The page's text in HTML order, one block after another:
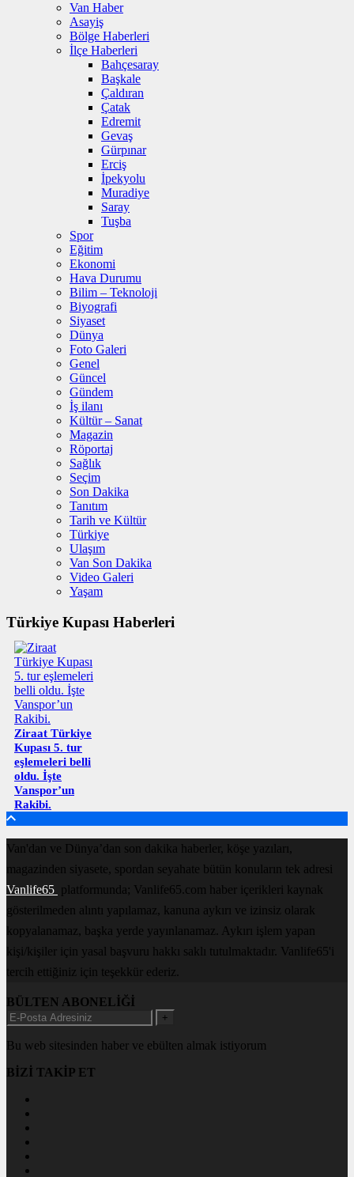
Van Haber
Asayiş
Bölge Haberleri
İlçe Haberleri
Bahçesaray
Başkale
Çaldıran
Çatak
Edremit
Gevaş
Gürpınar
Erciş
İpekyolu
Muradiye
Saray
Tuşba
Spor
Eğitim
Ekonomi
Hava Durumu
Bilim – Teknoloji
Biyografi
Siyaset
Dünya
Foto Galeri
Genel
Güncel
Gündem
İş ilanı
Kültür – Sanat
Magazin
Röportaj
Sağlık
Seçim
Son Dakika
Tanıtım
Tarih ve Kültür
Türkiye
Ulaşım
Van Son Dakika
Video Galeri
Yaşam
Türkiye Kupası Haberleri
Ziraat Türkiye
Kupası 5. tur
eşlemeleri belli
oldu. İşte
Vanspor’un
Rakibi.
Van'dan ve Dünya’dan son dakika haberler, köşe yazıları,
magazinden siyasete, spordan seyahate bütün konuların tek adresi
Vanlife65 platformunda; Vanlife65.com haber içerikleri kaynak
gösterilmeden alıntı yapılamaz, kanuna aykırı ve izinsiz olarak
kopyalanamaz, başka yerde yayınlanamaz. Aykırı işlem yapan
kişi/kişiler için yasal başvuru hakkı saklı tutulmaktadır. Vanlife65'i
tercih ettiğiniz için teşekkür ederiz.
BÜLTEN ABONELİĞİ
+
Bu web sitesinden haber ve ebülten almak istiyorum
BİZİ TAKİP ET